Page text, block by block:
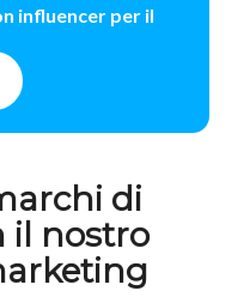
influencer per il
di
il nostro